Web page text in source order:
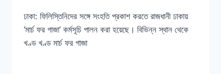
ঢাকা: ফিলিস্তিনিদের সঙ্গে সংহতি প্রকাশ করতে রাজধানী ঢাকায়
‘মার্চ ফর গাজা’ কর্মসূচি পালন করা হয়েছে। বিভিন্ন স্থান থেকে
খণ্ড খণ্ড মার্চ ফর গাজা